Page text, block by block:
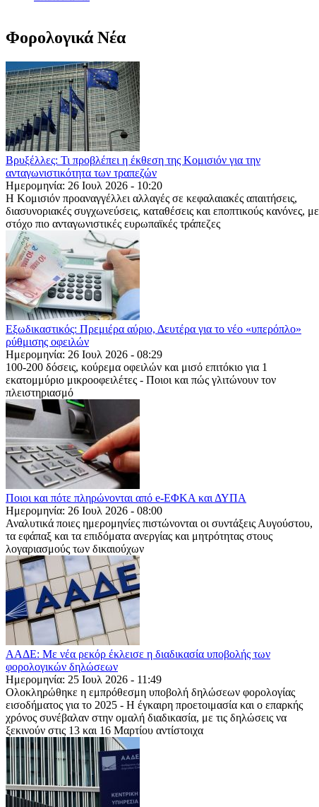
Φορολογικά Νέα
Βρυξέλλες: Τι προβλέπει η έκθεση της Κομισιόν για την
ανταγωνιστικότητα των τραπεζών
Ημερομηνία: 26 Ιουλ 2026 - 10:20
Η Κομισιόν προαναγγέλλει αλλαγές σε κεφαλαιακές απαιτήσεις,
διασυνοριακές συγχωνεύσεις, καταθέσεις και εποπτικούς κανόνες, με
στόχο πιο ανταγωνιστικές ευρωπαϊκές τράπεζες
Εξωδικαστικός: Πρεμιέρα αύριο, Δευτέρα για το νέο «υπερόπλο»
ρύθμισης οφειλών
Ημερομηνία: 26 Ιουλ 2026 - 08:29
100-200 δόσεις, κούρεμα οφειλών και μισό επιτόκιο για 1
εκατομμύριο μικροοφειλέτες - Ποιοι και πώς γλιτώνουν τον
πλειστηριασμό
Ποιοι και πότε πληρώνονται από e-ΕΦΚΑ και ΔΥΠΑ
Ημερομηνία: 26 Ιουλ 2026 - 08:00
Αναλυτικά ποιες ημερομηνίες πιστώνονται οι συντάξεις Αυγούστου,
τα εφάπαξ και τα επιδόματα ανεργίας και μητρότητας στους
λογαριασμούς των δικαιούχων
ΑΑΔΕ: Με νέα ρεκόρ έκλεισε η διαδικασία υποβολής των
φορολογικών δηλώσεων
Ημερομηνία: 25 Ιουλ 2026 - 11:49
Ολοκληρώθηκε η εμπρόθεσμη υποβολή δηλώσεων φορολογίας
εισοδήματος για το 2025 - Η έγκαιρη προετοιμασία και ο επαρκής
χρόνος συνέβαλαν στην ομαλή διαδικασία, με τις δηλώσεις να
ξεκινούν στις 13 και 16 Μαρτίου αντίστοιχα